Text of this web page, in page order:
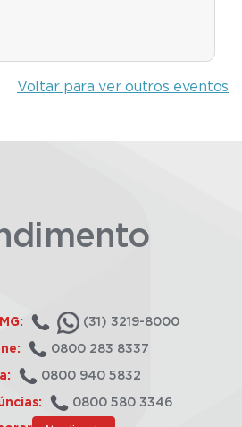
Voltar para ver outros eventos
(31) 3219-8000
0800 283 8337
0800 940 5832
0800 580 3346